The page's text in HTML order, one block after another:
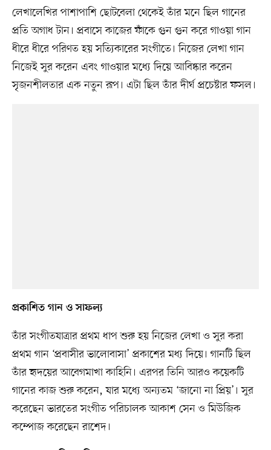
লেখালেখির পাশাপাশি ছোটবেলা থেকেই তাঁর মনে ছিল গানের
প্রতি অগাধ টান। প্রবাসে কাজের ফাঁকে গুন গুন করে গাওয়া গান
ধীরে ধীরে পরিণত হয় সত্যিকারের সংগীতে। নিজের লেখা গান
নিজেই সুর করেন এবং গাওয়ার মধ্যে দিয়ে আবিষ্কার করেন
সৃজনশীলতার এক নতুন রূপ। এটা ছিল তাঁর দীর্ঘ প্রচেষ্টার ফসল।
প্রকাশিত গান ও সাফল্য
তাঁর সংগীতযাত্রার প্রথম ধাপ শুরু হয় নিজের লেখা ও সুর করা
প্রথম গান ‘প্রবাসীর ভালোবাসা’ প্রকাশের মধ্য দিয়ে। গানটি ছিল
তাঁর হৃদয়ের আবেগমাখা কাহিনি। এরপর তিনি আরও কয়েকটি
গানের কাজ শুরু করেন, যার মধ্যে অন্যতম ‘জানো না প্রিয়’। সুর
করেছেন ভারতের সংগীত পরিচালক আকাশ সেন ও মিউজিক
কম্পোজ করেছেন রাশেদ।